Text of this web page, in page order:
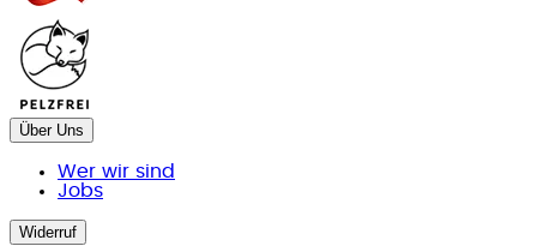
Über Uns
Wer wir sind
Jobs
Widerruf